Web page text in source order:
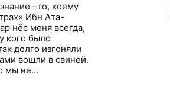
–то, коему
Ибн Ата-
нёс меня всегда,
кого было
долго изгоняли
вошли в свиней.
мы не...